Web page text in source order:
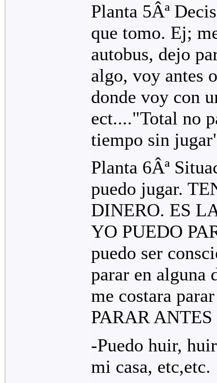
Planta 5Âª
que tomo. Ej;
autobus, dejo
algo, voy antes
donde voy con
ect...."Total no
tiempo sin
Planta 6Âª
puedo jugar.
DINERO. ES
YO PUEDO
puedo ser
parar en alguna
me costara
PARAR
-Puedo huir,
mi casa, etc,etc.